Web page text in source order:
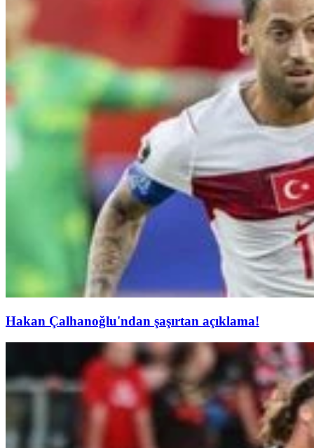
Hakan Çalhanoğlu'ndan şaşırtan açıklama!